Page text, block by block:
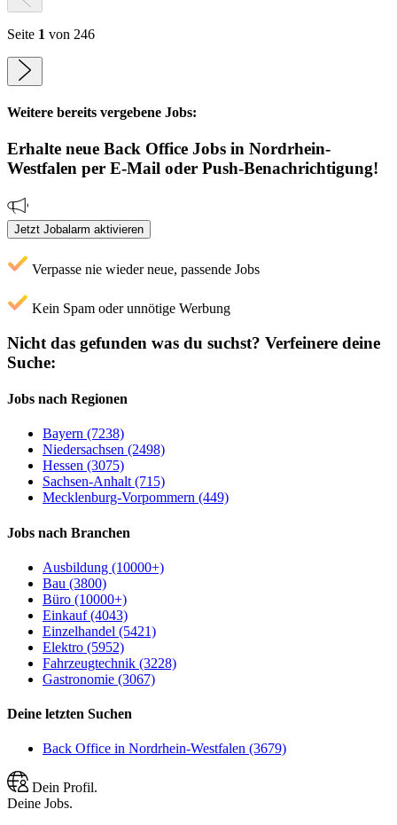
Seite 1 von 246
Weitere bereits vergebene Jobs:
Erhalte neue Back Office Jobs in Nordrhein-
Westfalen per E-Mail oder Push-Benachrichtigung!
Jetzt Jobalarm aktivieren
Verpasse nie wieder neue, passende Jobs
Kein Spam oder unnötige Werbung
Nicht das gefunden was du suchst? Verfeinere deine
Suche:
Jobs nach Regionen
Bayern (7238)
Niedersachsen (2498)
Hessen (3075)
Sachsen-Anhalt (715)
Mecklenburg-Vorpommern (449)
Jobs nach Branchen
Ausbildung (10000+)
Bau (3800)
Büro (10000+)
Einkauf (4043)
Einzelhandel (5421)
Elektro (5952)
Fahrzeugtechnik (3228)
Gastronomie (3067)
Deine letzten Suchen
Back Office in Nordrhein-Westfalen (3679)
Dein Profil.
Deine Jobs.